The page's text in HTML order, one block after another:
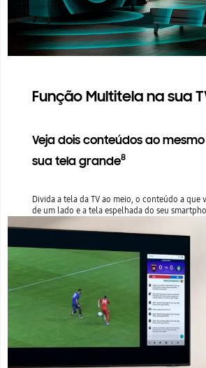
Função Multitela na sua
Veja dois conteúdos ao
sua tela grande8
Divida a tela da TV ao meio, o conteúdo a que
de um lado e a tela espelhada do seu